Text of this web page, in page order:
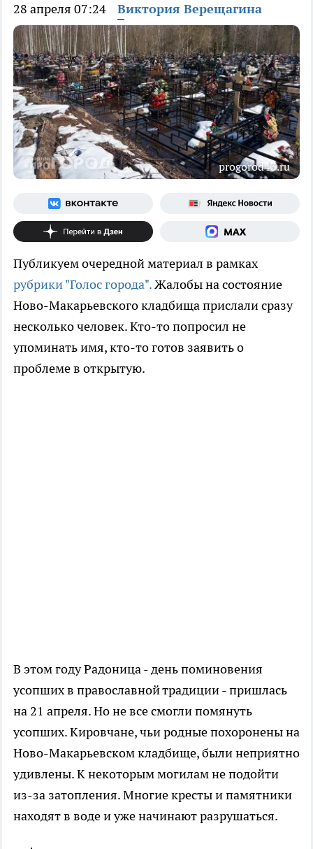
28 апреля 07:24 Виктория Верещагина
progorod43.ru
Публикуем очередной материал в рамках
рубрики "Голос города".Жалобы на состояние
Ново-Макарьевского кладбища прислали сразу
несколько человек. Кто-то попросил не
упоминать имя, кто-то готов заявить о
проблеме в открытую.
В этом году Радоница - день поминовения
усопших в православной традиции - пришлась
на 21 апреля. Но не все смогли помянуть
усопших. Кировчане, чьи родные похоронены на
Ново-Макарьевском кладбище, были неприятно
удивлены. К некоторым могилам не подойти
из-за затопления. Многие кресты и памятники
находят в воде и уже начинают разрушаться.